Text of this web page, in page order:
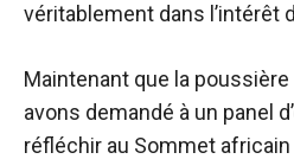
véritablement dans l’intérêt
Maintenant que la
avons demandé à un panel
réfléchir au Sommet